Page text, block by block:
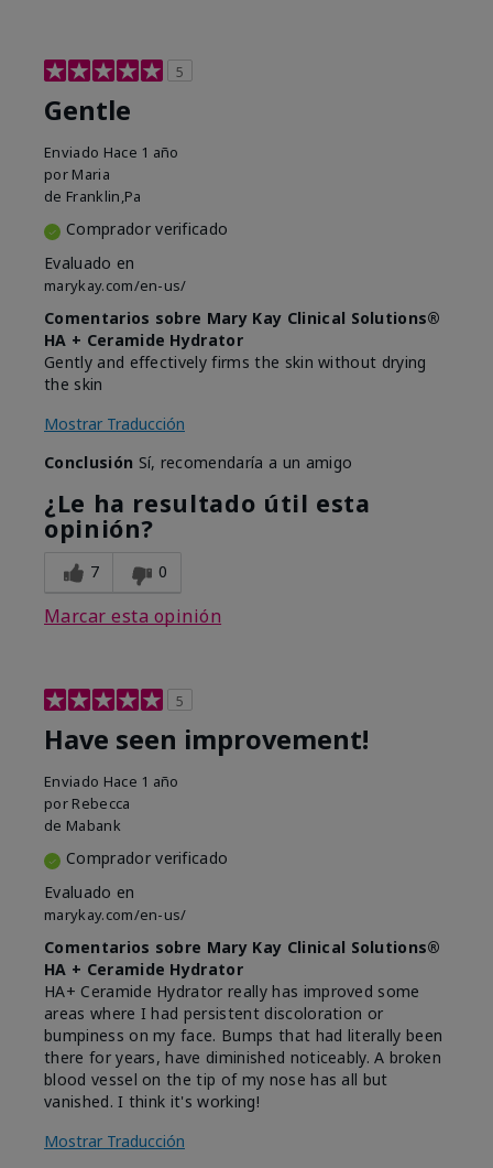
5
Gentle
Enviado Hace 1 año
por Maria
de Franklin,Pa
Comprador verificado
Evaluado en
marykay.com/en-us/
Comentarios sobre Mary Kay Clinical Solutions®
HA + Ceramide Hydrator
Gently and effectively firms the skin without drying
the skin
Mostrar Traducción
Conclusión Sí, recomendaría a un amigo
¿Le ha resultado útil esta
opinión?
7 0
Marcar esta opinión
5
Have seen improvement!
Enviado Hace 1 año
por Rebecca
de Mabank
Comprador verificado
Evaluado en
marykay.com/en-us/
Comentarios sobre Mary Kay Clinical Solutions®
HA + Ceramide Hydrator
HA+ Ceramide Hydrator really has improved some
areas where I had persistent discoloration or
bumpiness on my face. Bumps that had literally been
there for years, have diminished noticeably. A broken
blood vessel on the tip of my nose has all but
vanished. I think it's working!
Mostrar Traducción